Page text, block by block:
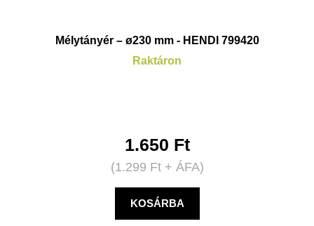
Mélytányér – ø230 mm - HENDI 799420
Raktáron
1.650 Ft
(1.299 Ft+ ÁFA)
KOSÁRBA